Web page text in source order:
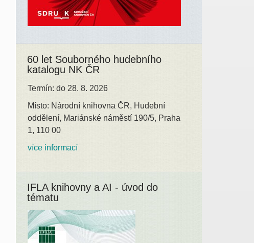
60 let Souborného hudebního
katalogu NK ČR
Termín: do 28. 8. 2026
Místo: Národní knihovna ČR, Hudební
oddělení, Mariánské náměstí 190/5, Praha
1, 110 00
více informací
IFLA knihovny a AI - úvod do
tématu